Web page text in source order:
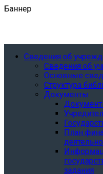
Баннер
Сведения об
Сведения об
Основные
Структура
Документы
План
задания